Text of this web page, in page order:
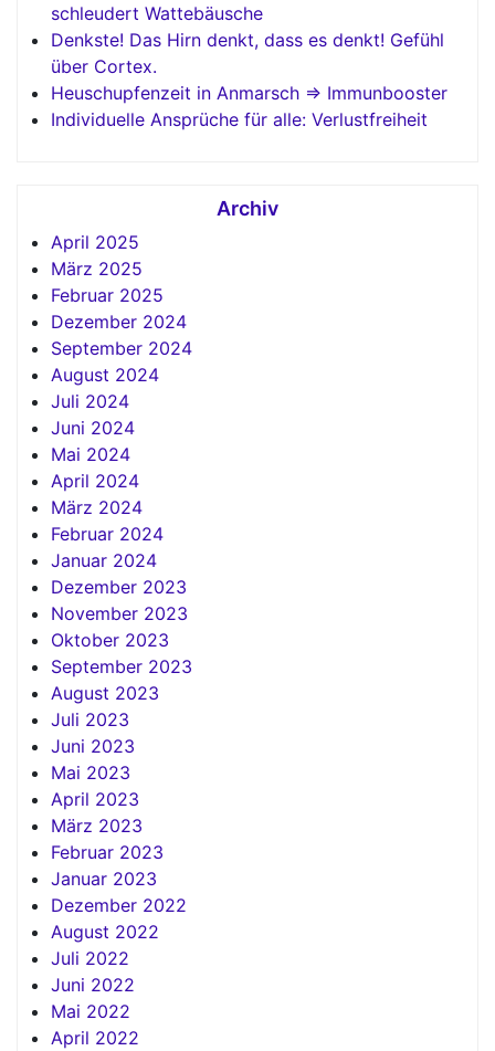
schleudert Wattebäusche
Denkste! Das Hirn denkt, dass es denkt! Gefühl
über Cortex.
Heuschupfenzeit in Anmarsch => Immunbooster
Individuelle Ansprüche für alle: Verlustfreiheit
Archiv
April 2025
März 2025
Februar 2025
Dezember 2024
September 2024
August 2024
Juli 2024
Juni 2024
Mai 2024
April 2024
März 2024
Februar 2024
Januar 2024
Dezember 2023
November 2023
Oktober 2023
September 2023
August 2023
Juli 2023
Juni 2023
Mai 2023
April 2023
März 2023
Februar 2023
Januar 2023
Dezember 2022
August 2022
Juli 2022
Juni 2022
Mai 2022
April 2022